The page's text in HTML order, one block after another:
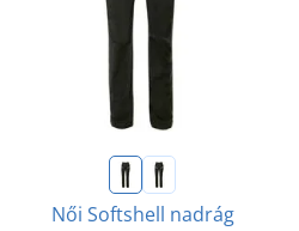
Női Softshell nadrág